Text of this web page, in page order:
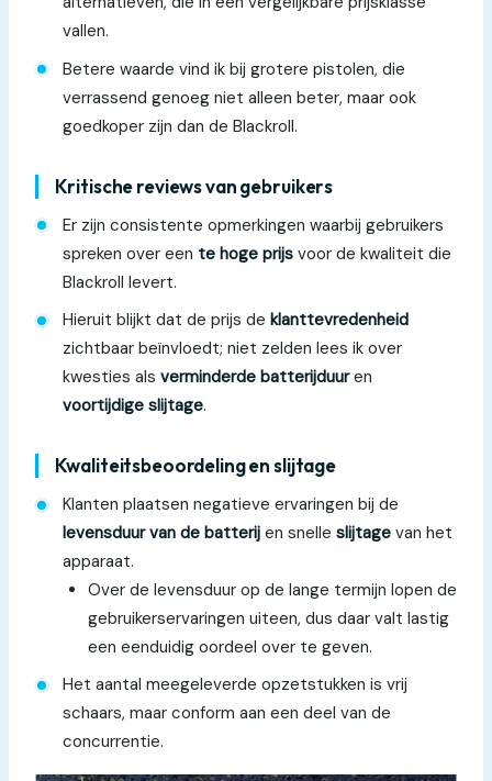
vallen.
Betere waarde vind ik bij grotere pistolen, die
verrassend genoeg niet alleen beter, maar ook
goedkoper zijn dan de Blackroll.
Kritische reviews van gebruikers
Er zijn consistente opmerkingen waarbij gebruikers
spreken over een te hoge prijs voor de kwaliteit die
Blackroll levert.
Hieruit blijkt dat de prijs deklanttevredenheid
zichtbaar beïnvloedt; niet zelden lees ik over
kwesties alsverminderde batterijduuren
voortijdige slijtage.
Kwaliteitsbeoordeling en slijtage
Klanten plaatsen negatieve ervaringen bij de
levensduur van de batterij en snelleslijtage van het
apparaat.
Over de levensduur op de lange termijn lopen de
gebruikerservaringen uiteen, dus daar valt lastig
een eenduidig oordeel over te geven.
Het aantal meegeleverde opzetstukken is vrij
schaars, maar conform aan een deel van de
concurrentie.